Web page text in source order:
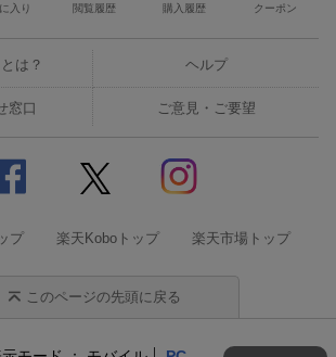
入り 閲覧履歴 購入履歴 クーポン
は？ ヘルプ
窓口 ご意見・ご要望
プ 楽天Koboトップ 楽天市場トップ
このページの先頭に戻る